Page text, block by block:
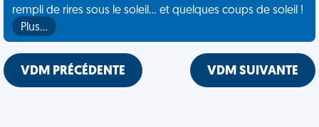
rempli de rires sous le soleil... et quelques coups de soleil !
Plus…
VDM PRÉCÉDENTE VDM SUIVANTE